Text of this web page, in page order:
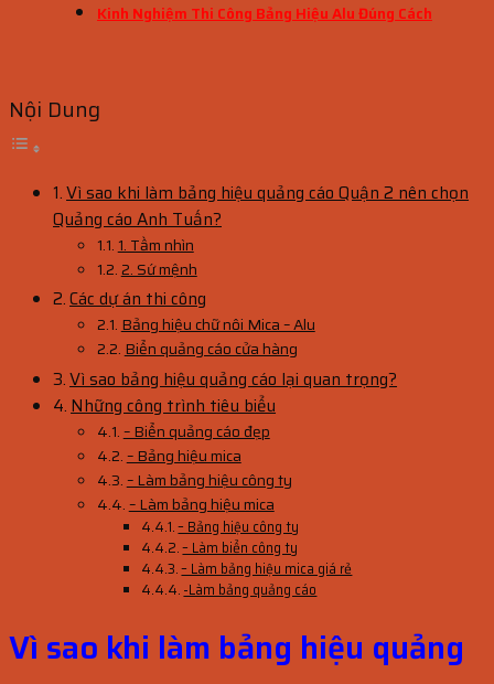
Kinh Nghiệm Thi Công Bảng Hiệu Alu Đúng Cách
Nội Dung
Vì sao khi làm bảng hiệu quảng cáo Quận 2 nên chọn
Quảng cáo Anh Tuấn?
1. Tầm nhìn
2. Sứ mệnh
Các dự án thi công
Bảng hiệu chữ nôi Mica – Alu
Biển quảng cáo cửa hàng
Vì sao bảng hiệu quảng cáo lại quan trọng?
Những công trình tiêu biểu
– Biển quảng cáo đẹp
– Bảng hiệu mica
– Làm bảng hiệu công ty
– Làm bảng hiệu mica
– Bảng hiệu công ty
– Làm biển công ty
– Làm bảng hiệu mica giá rẻ
-Làm bảng quảng cáo
Vì sao khi làm bảng hiệu quảng